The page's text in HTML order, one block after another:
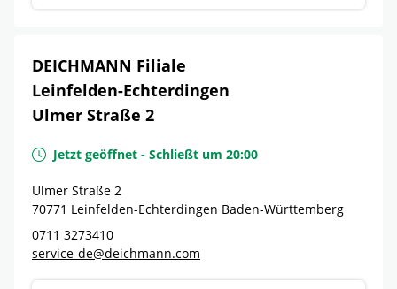
DEICHMANN Filiale
Leinfelden-Echterdingen
Ulmer Straße 2
Jetzt geöffnet - Schließt um 20:00
Ulmer Straße 2
70771 Leinfelden-Echterdingen Baden-Württemberg
0711 3273410
service-de@deichmann.com